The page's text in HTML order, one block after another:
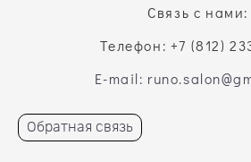
Связь с нами:
Телефон: +7 (812)
E-mail:
Обратная связь